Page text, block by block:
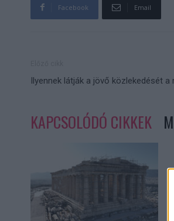
Facebook Email
Ilyennek látják a jövő közlekedését a
KAPCSOLÓDÓ CIKKEK